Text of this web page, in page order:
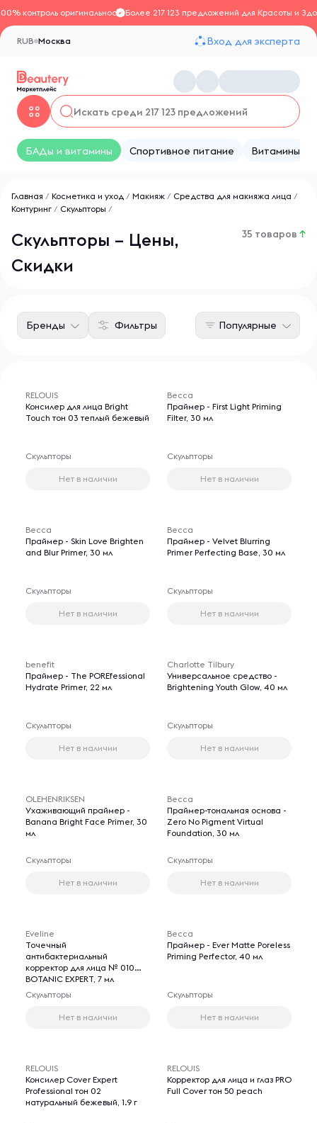
контроль оригинальностиБолее 217 123 предложений для Красоты и
Москва
RUB Вход для эксперта
БАДы и витамины Спортивное питание Витамины
Главная / Косметика и уход / Макияж / Средства для макияжа лица /
Контуринг / Скульпторы /
Скульпторы – Цены,
Скидки
35 товаров ↑
Фильтры
Бренды Популярные
RELOUIS
Консилер для лица Bright
Touch тон 03 теплый бежевый
Скульпторы
Нет в наличии
Becca
Праймер - First Light Priming
Filter, 30 мл
Скульпторы
Нет в наличии
Becca
Праймер - Skin Love Brighten
and Blur Primer, 30 мл
Скульпторы
Нет в наличии
Becca
Праймер - Velvet Blurring
Primer Perfecting Base, 30 мл
Скульпторы
Нет в наличии
benefit
Праймер - The POREfessional
Hydrate Primer, 22 мл
Скульпторы
Нет в наличии
Charlotte Tilbury
Универсальное средство -
Brightening Youth Glow, 40 мл
Скульпторы
Нет в наличии
OLEHENRIKSEN
Ухаживающий праймер -
Banana Bright Face Primer, 30
мл
Скульпторы
Нет в наличии
Becca
Праймер-тональная основа -
Zero No Pigment Virtual
Foundation, 30 мл
Скульпторы
Нет в наличии
Eveline
Точечный
антибактериальный
корректор для лица № 010
BOTANIC EXPERT, 7 мл
Скульпторы
Нет в наличии
Becca
Праймер - Ever Matte Poreless
Priming Perfector, 40 мл
Скульпторы
Нет в наличии
RELOUIS
Консилер Cover Expert
Professional тон 02
натуральный бежевый, 1.9 г
RELOUIS
Корректор для лица и глаз PRO
Full Cover тон 50 peach